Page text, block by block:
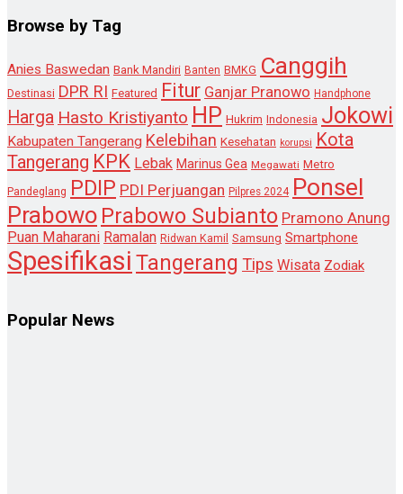
Browse by Tag
Anies Baswedan Bank Mandiri Banten BMKG Canggih
Destinasi DPR RI Featured Fitur Ganjar Pranowo Handphone
Harga Hasto Kristiyanto HP Hukrim Indonesia Jokowi
Kabupaten Tangerang Kelebihan Kesehatan korupsi
Kota
Tangerang KPK Lebak Marinus Gea Megawati Metro
Pandeglang PDIP PDI Perjuangan Pilpres 2024 Ponsel
Prabowo Prabowo Subianto Pramono Anung
Puan Maharani Ramalan Ridwan Kamil Samsung Smartphone
Spesifikasi Tangerang Tips Wisata Zodiak
Popular News